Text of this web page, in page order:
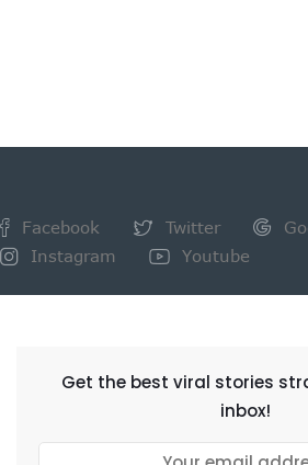
Facebook Twitter
Instagram
Youtube
Get the best viral stories
inbox!